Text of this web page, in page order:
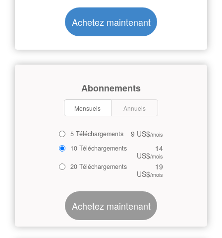
Achetez maintenant
Abonnements
Mensuels Annuels
5 Téléchargements 9 US$/mois
10 Téléchargements 14
US$/mois
20 Téléchargements 19
US$/mois
Achetez maintenant